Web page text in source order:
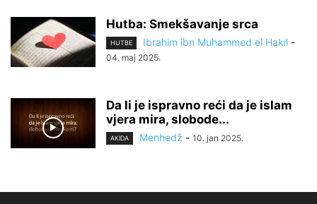
Hutba: Smekšavanje srca
HUTBE Ibrahim ibn Muhammed el Hakil -
04. maj 2025.
Da li je ispravno reći da je islam
vjera mira, slobode...
AKIDA Menhedž - 10. jan 2025.